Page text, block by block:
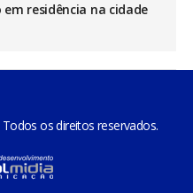
residência na cidade
os direitos reservados.